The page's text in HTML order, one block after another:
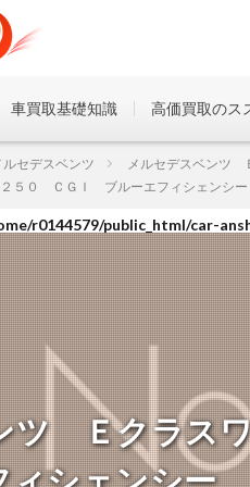
r0144579/public_html/car-
r0144579/public_html/car-
r0144579/public_html/car-
車買取基礎知識 高価買取のス
ツ Ｅクラス
ルセデスベンツ メルセデスベンツ
５０ ＣＧＩ ブルーエフィシェンシ